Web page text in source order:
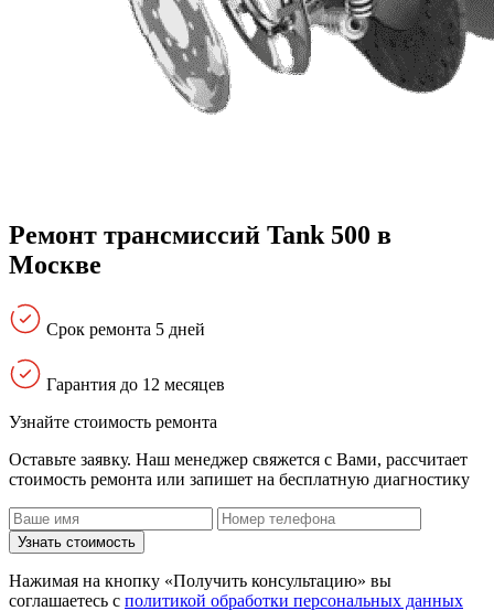
Ремонт трансмиссий Tank 500 в
Москве
Срок ремонта 5 дней
Гарантия до 12 месяцев
Узнайте стоимость ремонта
Оставьте заявку. Наш менеджер свяжется с Вами, расcчитает
стоимость ремонта или запишет на бесплатную диагностику
Узнать стоимость
Нажимая на кнопку «Получить консультацию» вы
соглашаетесь с политикой обработки персональных данных